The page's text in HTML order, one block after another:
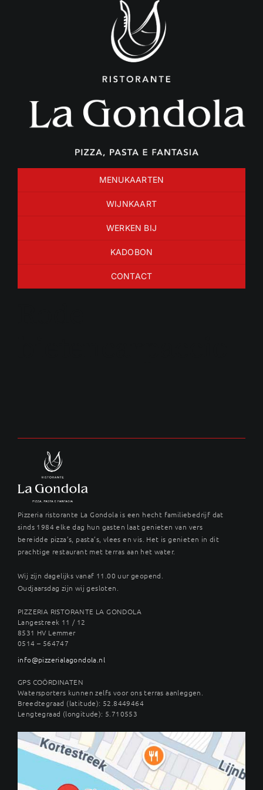
MENUKAARTEN
WIJNKAART
WERKEN BIJ
KADOBON
CONTACT
Pizzeria ristorante La Gondola is een hecht familiebedrijf dat
sinds 1984 elke dag hun gasten laat genieten van vers
bereidde pizza’s, pasta’s, vlees en vis. Het is genieten in dit
prachtige restaurant met terras aan het water.
Wij zijn dagelijks vanaf 11.00 uur geopend.
Oudjaarsdag zijn wij gesloten.
PIZZERIA RISTORANTE LA GONDOLA
Langestreek 11 / 12
8531 HV Lemmer
0514 – 564747
info@pizzerialagondola.nl
GPS COÖRDINATEN
Watersporters kunnen zelfs voor ons terras aanleggen.
Breedtegraad (latitude): 52.8449464
Lengtegraad (longitude): 5.710553